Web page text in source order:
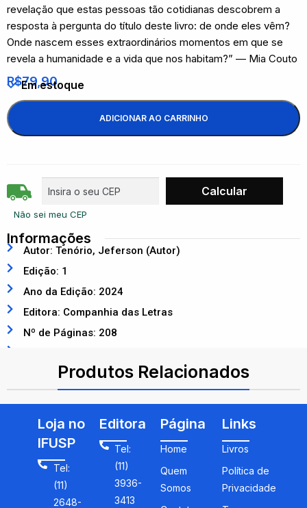
revelação que estas pessoas tão cotidianas descobrem a
resposta à pergunta do título deste livro: de onde eles vêm?
Onde nascem esses extraordinários momentos em que se
revela a humanidade e a vida que nos habitam?” — Mia Couto
R$79,90
Em estoque
ADICIONAR AO CARRINHO
Não sei meu CEP
Informações
Autor: Tenório, Jeferson (Autor)
Edição: 1
Ano da Edição: 2024
Editora: Companhia das Letras
Nº de Páginas: 208
Produtos Relacionados
Loja no
IFUSP
Tel:
(11)
2648-
Editora
Tel:
(11)
3936-
3413
Página
Home
Quem
Somos
Links
Livros
Política de
Privacidade